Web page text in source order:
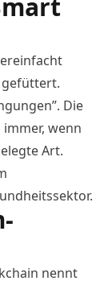
Die
wenn
Art.
nennt